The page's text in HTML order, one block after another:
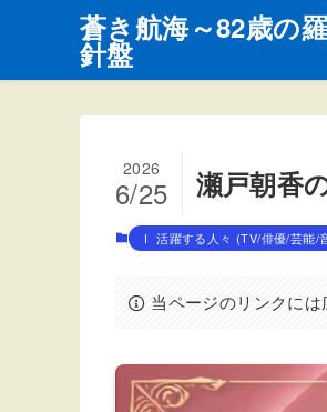
蒼き航海～82歳の羅
針盤
瀬戸朝香
2026
6/25
Ⅰ 活躍する人々 (TV/俳優/芸能/
当ページのリンクには